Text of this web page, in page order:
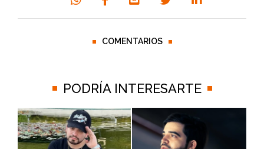
COMENTARIOS
PODRÍA INTERESARTE